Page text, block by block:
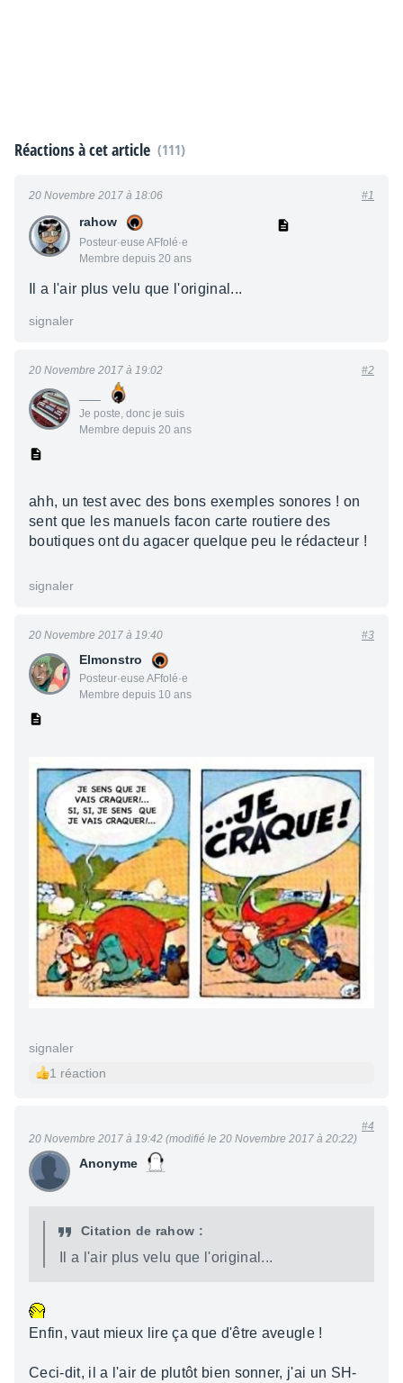
Réactions à cet article (111)
rahow
Posteur·euse AFfolé·e
Membre depuis 20 ans
20 Novembre 2017 à 18:06 #1
Il a l'air plus velu que l'original...
signaler
Je poste, donc je suis
Membre depuis 20 ans
20 Novembre 2017 à 19:02 #2
ahh, un test avec des bons exemples sonores ! on
sent que les manuels facon carte routiere des
boutiques ont du agacer quelque peu le rédacteur !
signaler
Elmonstro
Posteur·euse AFfolé·e
Membre depuis 10 ans
20 Novembre 2017 à 19:40 #3
signaler
1 réaction
Anonyme
20 Novembre 2017 à 19:42 (modifié le 20 Novembre 2017 à 20:22)
#4
Citation de rahow :
Il a l'air plus velu que l'original...
Enfin, vaut mieux lire ça que d'être aveugle !
Ceci-dit, il a l'air de plutôt bien sonner, j'ai un SH-